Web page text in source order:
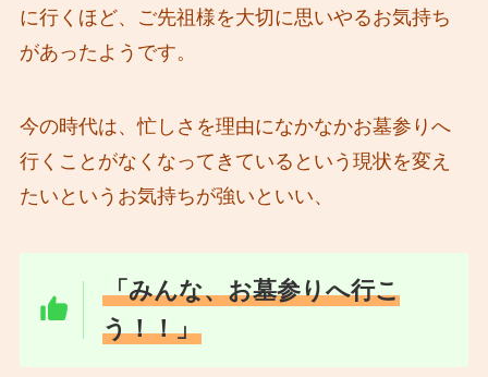
に行くほど、ご先祖様を大切に思いやるお気持ち
があったようです。
今の時代は、忙しさを理由になかなかお墓参りへ
行くことがなくなってきているという現状を変え
たいというお気持ちが強いといい、
「みんな、お墓参りへ行こ
う！！」